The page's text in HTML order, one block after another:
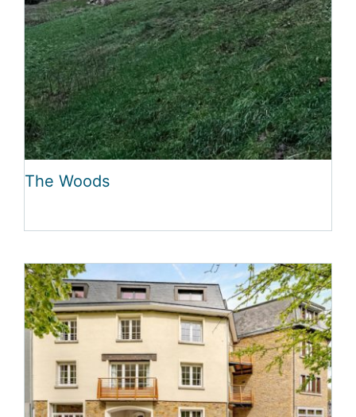
The Woods